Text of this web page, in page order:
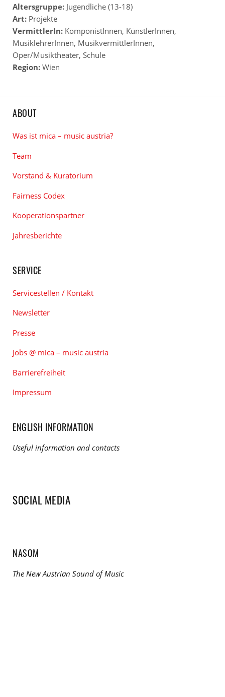
Altersgruppe: Jugendliche (13-18)
Art: Projekte
VermittlerIn: KomponistInnen, KünstlerInnen,
MusiklehrerInnen, MusikvermittlerInnen,
Oper/Musiktheater, Schule
Region: Wien
ABOUT
Was ist mica – music austria?
Team
Vorstand & Kuratorium
Fairness Codex
Kooperationspartner
Jahresberichte
SERVICE
Servicestellen / Kontakt
Newsletter
Presse
Jobs @ mica – music austria
Barrierefreiheit
Impressum
ENGLISH INFORMATION
Useful information and contacts
SOCIAL MEDIA
NASOM
The New Austrian Sound of Music